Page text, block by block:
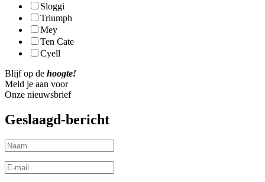
Sloggi
Triumph
Mey
Ten Cate
Cyell
Blijf op de hoogte!
Meld je aan voor
Onze nieuwsbrief
Geslaagd-bericht